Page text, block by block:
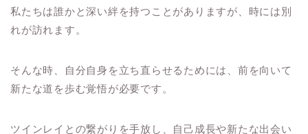
私たちは誰かと深い絆を持つことがありますが、時には別
れが訪れます。
そんな時、自分自身を立ち直らせるためには、前を向いて
新たな道を歩む覚悟が必要です。
ツインレイとの繋がりを手放し、自己成長や新たな出会い